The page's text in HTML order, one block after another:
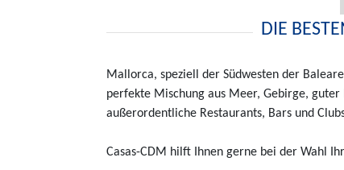
DIE
Mallorca, speziell der Südwesten der
perfekte Mischung aus Meer, Gebirge,
außerordentliche Restaurants, Bars und
Casas-CDM hilft Ihnen gerne bei der Wahl